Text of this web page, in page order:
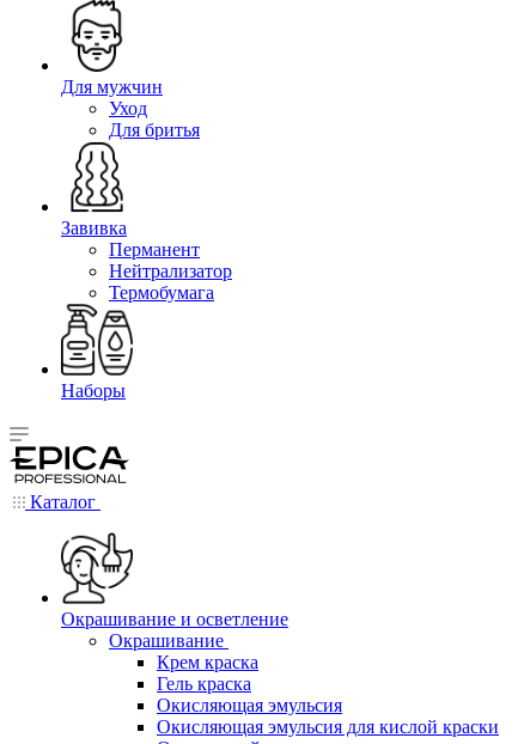
Для мужчин
Уход
Для бритья
Завивка
Перманент
Нейтрализатор
Термобумага
Наборы
Каталог
Окрашивание и осветление
Окрашивание
Крем краска
Гель краска
Окисляющая эмульсия
Окисляющая эмульсия для кислой краски